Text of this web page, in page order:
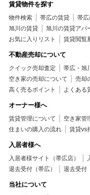
賃貸物件を探す
物件検索 帯広の賃貸 帯広
旭川の賃貸
旭川の賃貸アパ
お気に入りリスト
賃貸閲覧
不動産売却について
クイック売却査定 帯広・旭
空き家の売却について
売却
高く売るポイント
よくある
オーナー様へ
賃貸管理について 空き家管
住まいの購入の流れ
賃貸vs
入居者様へ
入居者様サイト（帯広店）
退去受付（帯広）
退去受付
当社について